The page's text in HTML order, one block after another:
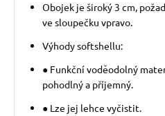
Obojek je široký 3 cm,
ve sloupečku vpravo.
Výhody softshellu:
● Funkční voděodolný
pohodlný a příjemný.
● Lze jej lehce vyčistit.